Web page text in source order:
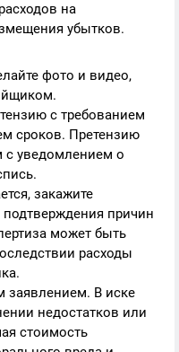
на
убытков.
фото и видео,
с требованием
сроков. Претензию
с уведомлением о
закажите
подтверждения причин
может быть
расходы
заявлением. В иске
недостатков или
стоимость